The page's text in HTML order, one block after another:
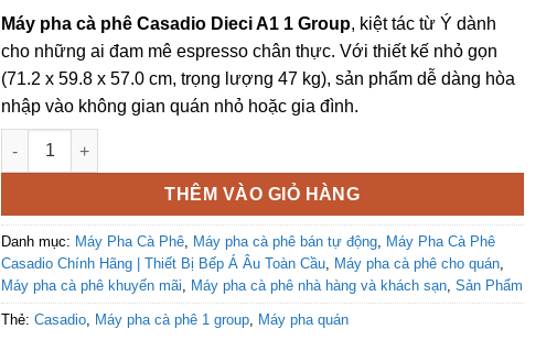
Máy pha cà phê Casadio Dieci A1 1 Group, kiệt tác từ Ý dành
cho những ai đam mê espresso chân thực. Với thiết kế nhỏ gọn
(71.2 x 59.8 x 57.0 cm, trọng lượng 47 kg), sản phẩm dễ dàng hòa
nhập vào không gian quán nhỏ hoặc gia đình.
Máy Pha Cà Phê Casadio Dieci A1 1 Group Chính Hãng Ý số lượng
THÊM VÀO GIỎ HÀNG
Danh mục: Máy Pha Cà Phê, Máy pha cà phê bán tự động, Máy Pha Cà Phê
Casadio Chính Hãng | Thiết Bị Bếp Á Âu Toàn Cầu, Máy pha cà phê cho quán,
Máy pha cà phê khuyến mãi, Máy pha cà phê nhà hàng và khách sạn,Sản Phẩm
Thẻ:Casadio, Máy pha cà phê 1 group, Máy pha quán